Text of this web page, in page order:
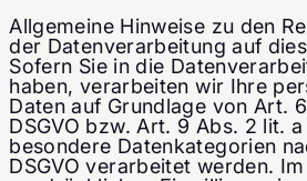
Allgemeine Hinweise zu den
der Datenverarbeitung auf
Sofern Sie in die
haben, verarbeiten wir Ihre
Daten auf Grundlage von Art.
DSGVO bzw. Art. 9 Abs. 2 lit.
besondere Datenkategorien
DSGVO verarbeitet werden.